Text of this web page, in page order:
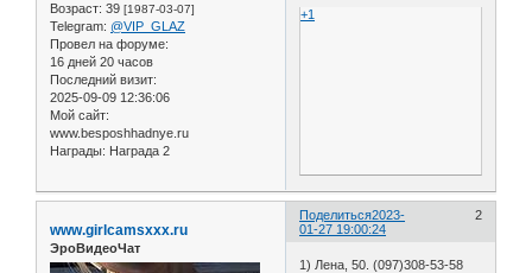
Возраст: 39 [1987-03-07]
Telegram: @VIP_GLAZ
Провел на форуме:
16 дней 20 часов
Последний визит:
2025-09-09 12:36:06
Мой сайт:
www.besposhhadnye.ru
Награды: Награда 2
+1
Поделиться 2
2023-
01-27 19:00:24
www.girlcamsxxx.ru
ЭроВидеоЧат
1) Лена, 50. (097)308-53-58